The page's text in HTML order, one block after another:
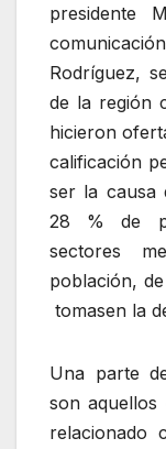
presidente
Rodríguez,
de la región
hicieron
calificación
ser la causa
28 % de
sectores
población,
tomasen la
Una parte
son
relacionado